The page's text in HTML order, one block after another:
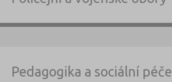
Pedagogika a sociální péče